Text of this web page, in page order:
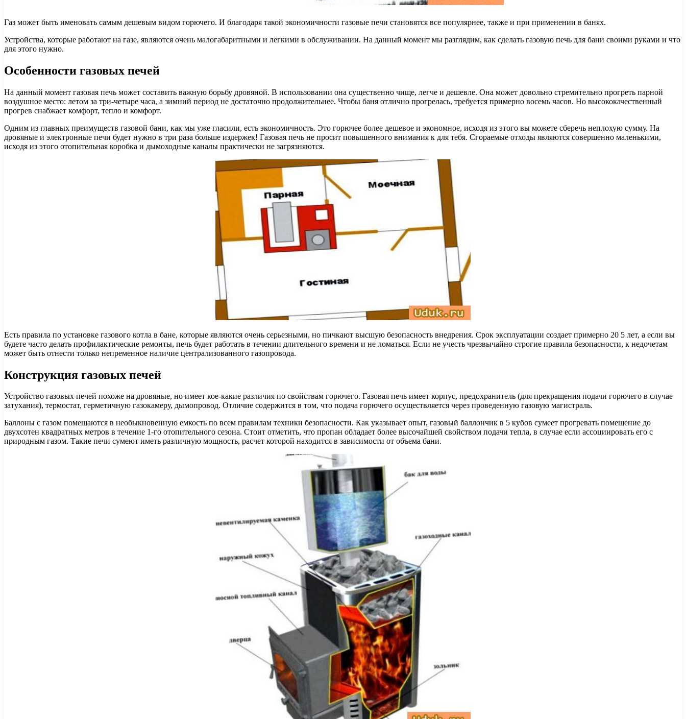
Газ может быть именовать самым дешевым видом горючего. И благодаря такой экономичности газовые печи становятся все популярнее, также и при применении в банях.
Устройства, которые работают на газе, являются очень малогабаритными и легкими в обслуживании. На данный момент мы разглядим, как сделать газовую печь для бани своими руками и что
для этого нужно.
Особенности газовых печей
На данный момент газовая печь может составить важную борьбу дровяной. В использовании она существенно чище, легче и дешевле. Она может довольно стремительно прогреть парной
воздушное место: летом за три-четыре часа, а зимний период не достаточно продолжительнее. Чтобы баня отлично прогрелась, требуется примерно восемь часов. Но высококачественный
прогрев снабжает комфорт, тепло и комфорт.
Одним из главных преимуществ газовой бани, как мы уже гласили, есть экономичность. Это горючее более дешевое и экономное, исходя из этого вы можете сберечь неплохую сумму. На
дровяные и электронные печи будет нужно в три раза больше издержек! Газовая печь не просит повышенного внимания к для тебя. Сгораемые отходы являются совершенно маленькими,
исходя из этого отопительная коробка и дымоходные каналы практически не загрязняются.
Есть правила по установке газового котла в бане, которые являются очень серьезными, но пичкают высшую безопасность внедрения. Срок эксплуатации создает примерно 20 5 лет, а если вы
будете часто делать профилактические ремонты, печь будет работать в течении длительного времени и не ломаться. Если не учесть чрезвычайно строгие правила безопасности, к недочетам
может быть отнести только непременное наличие централизованного газопровода.
Конструкция газовых печей
Устройство газовых печей похоже на дровяные, но имеет кое-какие различия по свойствам горючего. Газовая печь имеет корпус, предохранитель (для прекращения подачи горючего в случае
затухания), термостат, герметичную газокамеру, дымопровод. Отличие содержится в том, что подача горючего осуществляется через проведенную газовую магистраль.
Баллоны с газом помещаются в необыкновенную емкость по всем правилам техники безопасности. Как указывает опыт, газовый баллончик в 5 кубов сумеет прогревать помещение до
двухсотен квадратных метров в течение 1-го отопительного сезона. Стоит отметить, что пропан обладает более высочайшей свойством подачи тепла, в случае если ассоциировать его с
природным газом. Такие печи сумеют иметь различную мощность, расчет которой находится в зависимости от объема бани.